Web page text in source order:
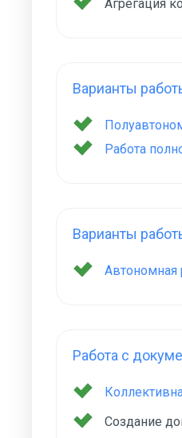
Агрегация
Варианты
Работа
Варианты
Автономная
Работа с
Создание